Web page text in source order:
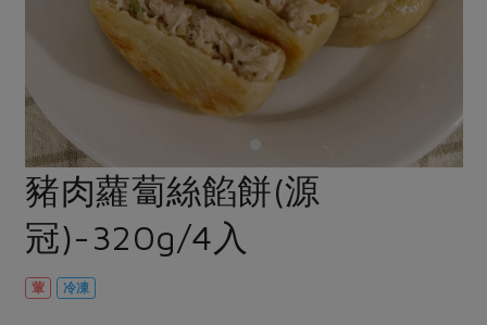
調理食材・點心
調味醬料/南北貨 烘焙
休閒零嘴 沖泡飲品
保健食品
醬料
湯品．鍋物
漬物
涼拌沙拉
飲品
傳到心坎裡，誠心又澎派
合作25-經典快閃最後一週
合作25-精選產品第四彈
更多當季產品
議題活動
主婦聯盟X樂齡網特約優惠案
30%rPET紅烏龍茶
減硝酸鹽 惜食
非基改運動
廢核運動 能源議題
減添加物 減塑減廢
公益金 食農教育
更多議題
檢驗報告
硝酸鹽檢驗
社員權益
合作社法規
豬肉蘿蔔絲餡餅(源
冠)-320g/4入
葷 冷凍